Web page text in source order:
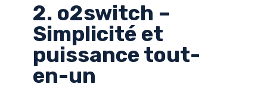
2. o2switch –
Simplicité et
puissance tout-
en-un